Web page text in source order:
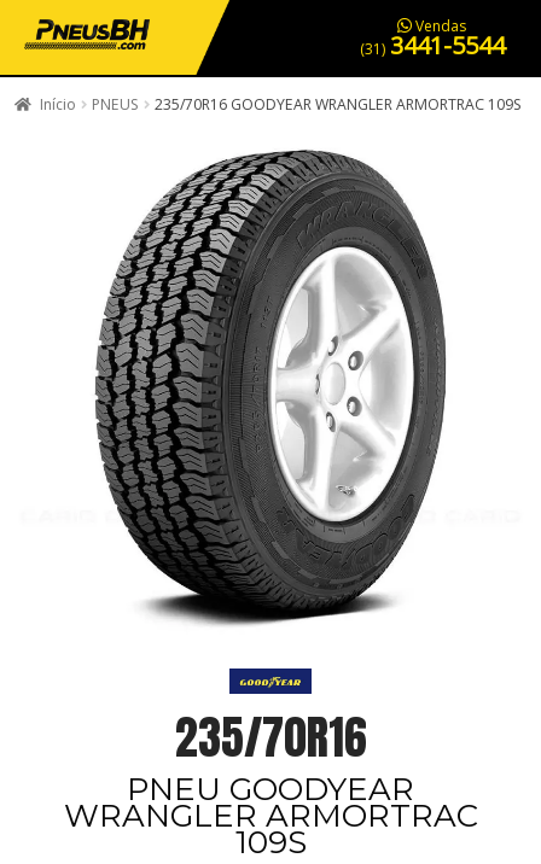
PNEUS EM OFERTA SERVIÇOS AUTOMOTIVOS NOSSA LOJA
Vendas
(31) 3441-5544
Início PNEUS 235/70R16 GOODYEAR WRANGLER ARMORTRAC 109S
235/70R16
PNEU GOODYEAR
WRANGLER ARMORTRAC
109S